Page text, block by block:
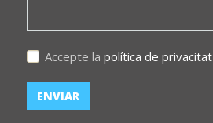
Accepte la política de privacitat